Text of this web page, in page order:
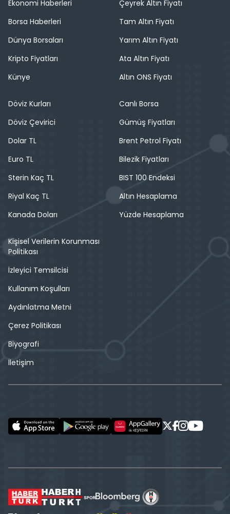
Ekonomi Haberleri
Borsa Haberleri
Dünya Borsaları
Kripto Fiyatları
Künye
Çeyrek Altın Fiyatı
Tam Altın Fiyatı
Yarım Altın Fiyatı
Ata Altın Fiyatı
Altın ONS Fiyatı
Döviz Kurları
Döviz Çevirici
Dolar TL
Euro TL
Sterin Kaç TL
Riyal Kaç TL
Kanada Doları
Canlı Borsa
Gümüş Fiyatları
Brent Petrol Fiyatı
Bilezik Fiyatları
BIST 100 Endeksi
Altın Hesaplama
Yüzde Hesaplama
Kişisel Verilerin Korunması
Politikası
İzleyici Temsilcisi
Kullanım Koşulları
Aydınlatma Metni
Çerez Politikası
Biyografi
İletişim